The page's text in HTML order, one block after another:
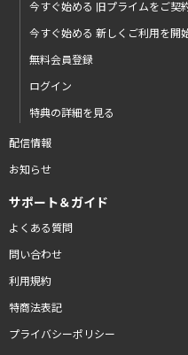
今すぐ始める 旧プライムをご契
今すぐ始める 新しくご利用を開
無料会員登録
ログイン
特典の詳細を見る
配信情報
お知らせ
サポート＆ガイド
よくある質問
問い合わせ
利用規約
特商法表記
プライバシーポリシー